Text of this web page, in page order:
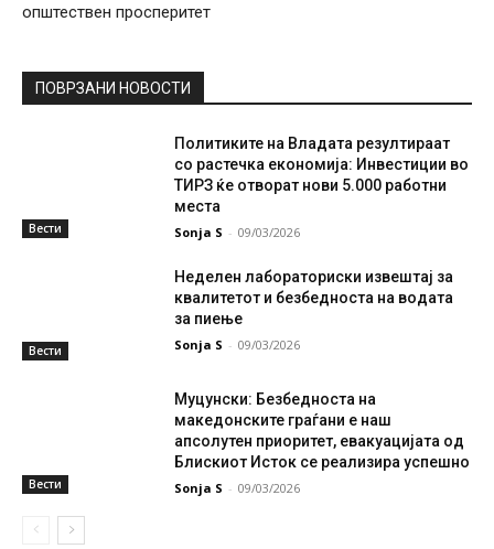
општествен просперитет
ПОВРЗАНИ НОВОСТИ
Вести
Политиките на Владата резултираат
со растечка економија: Инвестиции во
ТИРЗ ќе отворат нови 5.000 работни
места
Sonja S - 09/03/2026
Вести
Неделен лабораториски извештај за
квалитетот и безбедноста на водата
за пиење
Sonja S - 09/03/2026
Вести
Муцунски: Безбедноста на
македонските граѓани е наш
апсолутен приоритет, евакуацијата од
Блискиот Исток се реализира успешно
Sonja S - 09/03/2026